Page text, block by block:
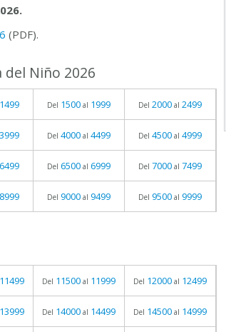
(PDF).
Niño 2026
1499 Del 1500 al 1999 Del 2000 al 2499
3999 Del 4000 al 4499 Del 4500 al 4999
6499 Del 6500 al 6999 Del 7000 al 7499
8999 Del 9000 al 9499 Del 9500 al 9999
11499 Del 11500 al 11999 Del 12000 al 12499
13999 Del 14000 al 14499 Del 14500 al 14999